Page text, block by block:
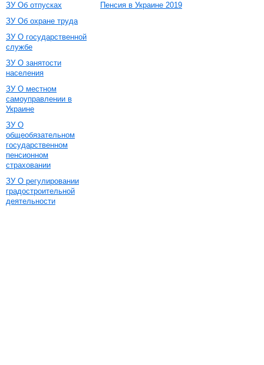
ЗУ Об отпусках
ЗУ Об охране труда
ЗУ О государственной
службе
ЗУ О занятости
населения
ЗУ О местном
самоуправлении в
Украине
ЗУ О
общеобязательном
государственном
пенсионном
страховании
ЗУ О регулировании
градостроительной
деятельности
Пенсия в Украине 2019